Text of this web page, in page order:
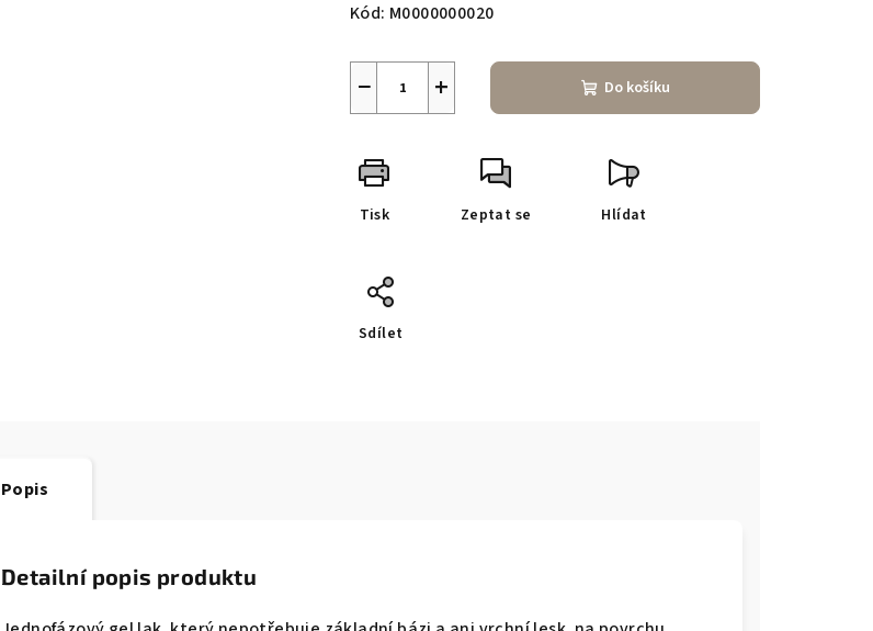
Kód: M0000000020
+
− Do košíku
Tisk Zeptat se Hlídat
Sdílet
Popis
Detailní popis produktu